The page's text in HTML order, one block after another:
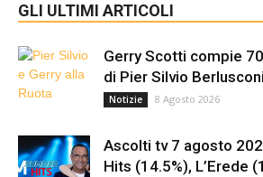
GLI ULTIMI ARTICOLI
Gerry Scotti compie
di Pier Silvio
Notizie 8 Agosto 2026
Ascolti tv 7 agosto
Hits (14.5%), L’Erede